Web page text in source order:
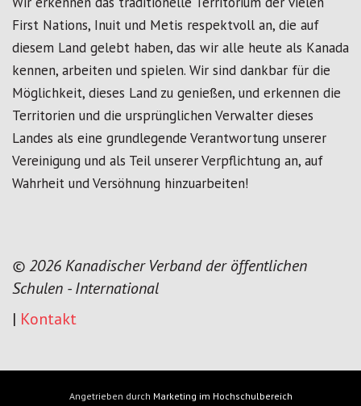
First Nations, Inuit und Metis respektvoll an, die auf
diesem Land gelebt haben, das wir alle heute als Kanada
kennen, arbeiten und spielen. Wir sind dankbar für die
Möglichkeit, dieses Land zu genießen, und erkennen die
Territorien und die ursprünglichen Verwalter dieses
Landes als eine grundlegende Verantwortung unserer
Vereinigung und als Teil unserer Verpflichtung an, auf
Wahrheit und Versöhnung hinzuarbeiten!
© 2026 Kanadischer Verband der öffentlichen
Schulen - International
| Kontakt
Angetrieben durch Marketing im Hochschulbereich